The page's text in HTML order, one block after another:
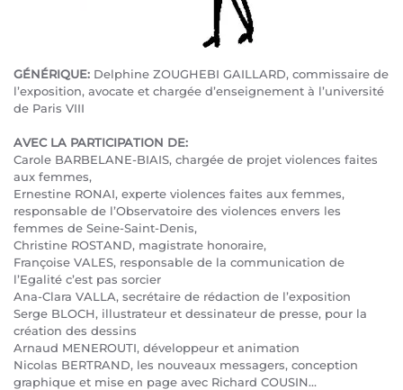
GÉNÉRIQUE: Delphine ZOUGHEBI GAILLARD, commissaire de
l’exposition, avocate et chargée d’enseignement à l’université
de Paris VIII
AVEC LA PARTICIPATION DE:
Carole BARBELANE-BIAIS, chargée de projet violences faites
aux femmes,
Ernestine RONAI, experte violences faites aux femmes,
responsable de l’Observatoire des violences envers les
femmes de Seine-Saint-Denis,
Christine ROSTAND, magistrate honoraire,
Françoise VALES, responsable de la communication de
l’Egalité c’est pas sorcier
Ana-Clara VALLA, secrétaire de rédaction de l’exposition
Serge BLOCH, illustrateur et dessinateur de presse, pour la
création des dessins
Arnaud MENEROUTI, développeur et animation
Nicolas BERTRAND, les nouveaux messagers, conception
graphique et mise en page avec Richard COUSIN…